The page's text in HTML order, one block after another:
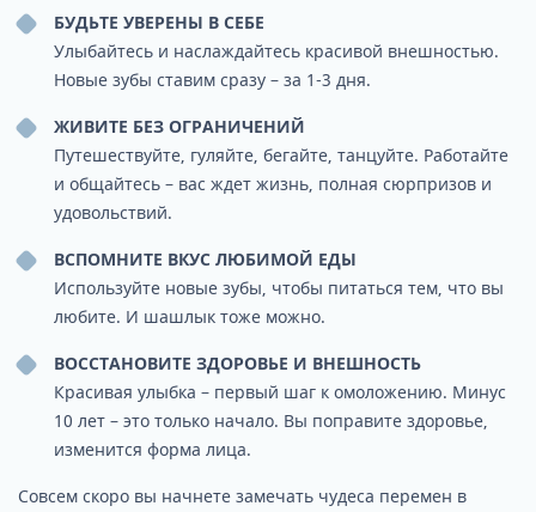
БУДЬТЕ УВЕРЕНЫ В СЕБЕ
Улыбайтесь и наслаждайтесь красивой внешностью.
Новые зубы ставим сразу – за 1-3 дня.
ЖИВИТЕ БЕЗ ОГРАНИЧЕНИЙ
Путешествуйте, гуляйте, бегайте, танцуйте. Работайте
и общайтесь – вас ждет жизнь, полная сюрпризов и
удовольствий.
ВСПОМНИТЕ ВКУС ЛЮБИМОЙ ЕДЫ
Используйте новые зубы, чтобы питаться тем, что вы
любите. И шашлык тоже можно.
ВОССТАНОВИТЕ ЗДОРОВЬЕ И ВНЕШНОСТЬ
Красивая улыбка – первый шаг к омоложению. Минус
10 лет – это только начало. Вы поправите здоровье,
изменится форма лица.
Совсем скоро вы начнете замечать чудеса перемен в